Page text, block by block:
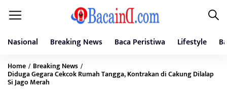
Nasional Breaking News Baca Peristiwa Lifestyle
Home / Breaking News /
Diduga Gegara Cekcok Rumah Tangga, Kontrakan di Cakung Dilalap
Si Jago Merah